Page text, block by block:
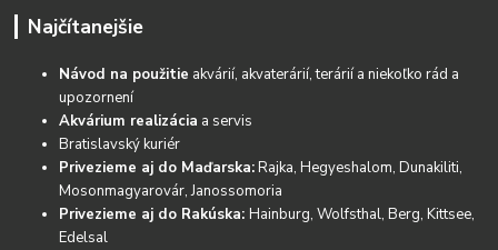
Najčítanejšie
Návod na použitie akvárií, akvaterárií, terárií a niekoľko rád a
upozornení
Akvárium realizácia a servis
Bratislavský kuriér
Privezieme aj do Maďarska:Rajka, Hegyeshalom, Dunakiliti,
Mosonmagyarovár, Janossomoria
Privezieme aj do Rakúska:Hainburg, Wolfsthal, Berg, Kittsee,
Edelsal